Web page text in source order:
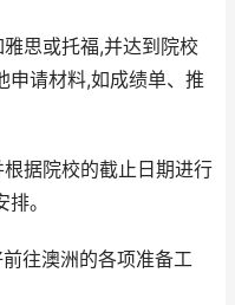
思或托福,并达到院校
申请材料,如成绩单、推
据院校的截止日期进行
。
往澳洲的各项准备工